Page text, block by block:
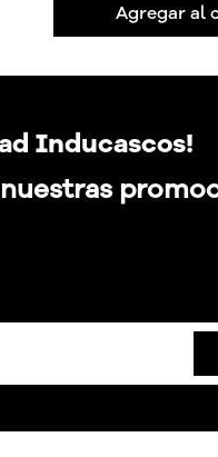
Agregar al
Inducascos!